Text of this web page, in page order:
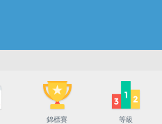
錦標賽 等級